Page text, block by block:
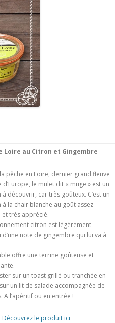
Loire au Citron et Gingembre
pêche en Loire, dernier grand fleuve
d’Europe, le mulet dit « muge » est un
découvrir, car très goûteux. C’est un
à la chair blanche au goût assez
et très apprécié.
citron est légèrement
d’une note de gingembre qui lui va à
offre une terrine goûteuse et
sur un toast grillé ou tranchée en
un lit de salade accompagnée de
A l’apéritif ou en entrée !
Découvrez le produit ici